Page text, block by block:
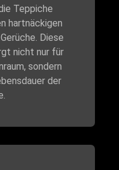
Teppiche
hartnäckigen
Diese
nicht nur für
sondern
der